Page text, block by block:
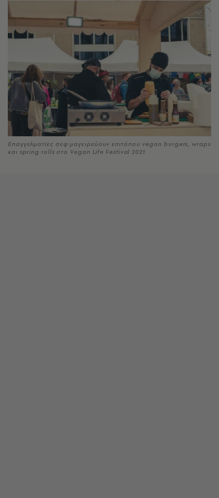
Επαγγελματίες σεφ μαγειρεύουν επιτόπου vegan burgers, wraps
και spring rolls στο Vegan Life Festival 2021